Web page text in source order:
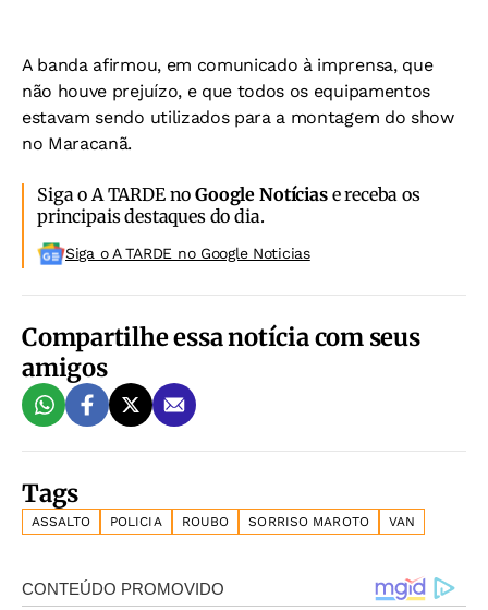
A banda afirmou, em comunicado à imprensa, que
não houve prejuízo, e que todos os equipamentos
estavam sendo utilizados para a montagem do show
no Maracanã.
Siga o A TARDE noGoogle Notíciase receba os
principais destaques do dia.
Siga o A TARDE no Google Noticias
Compartilhe essa notícia com seus
amigos
Tags
ASSALTO POLICIA ROUBO SORRISO MAROTO VAN